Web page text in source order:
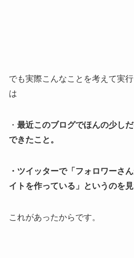
でも実際こんなことを考えて実
は
・ 最近このブログでほんの少し
できたこと。
・ツイッターで「フォロワーさ
イトを作っている」というのを見
これがあったからです。